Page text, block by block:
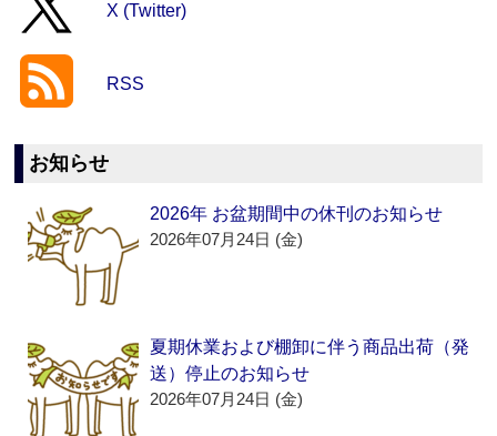
X (Twitter)
RSS
お知らせ
2026年 お盆期間中の休刊のお知らせ
2026年07月24日 (金)
夏期休業および棚卸に伴う商品出荷（発
送）停止のお知らせ
2026年07月24日 (金)